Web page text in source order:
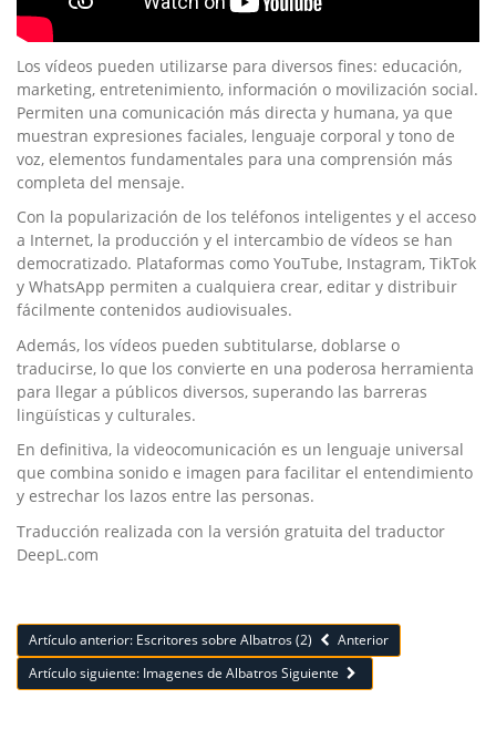
Los vídeos pueden utilizarse para diversos fines: educación,
marketing, entretenimiento, información o movilización social.
Permiten una comunicación más directa y humana, ya que
muestran expresiones faciales, lenguaje corporal y tono de
voz, elementos fundamentales para una comprensión más
completa del mensaje.
Con la popularización de los teléfonos inteligentes y el acceso
a Internet, la producción y el intercambio de vídeos se han
democratizado. Plataformas como YouTube, Instagram, TikTok
y WhatsApp permiten a cualquiera crear, editar y distribuir
fácilmente contenidos audiovisuales.
Además, los vídeos pueden subtitularse, doblarse o
traducirse, lo que los convierte en una poderosa herramienta
para llegar a públicos diversos, superando las barreras
lingüísticas y culturales.
En definitiva, la videocomunicación es un lenguaje universal
que combina sonido e imagen para facilitar el entendimiento
y estrechar los lazos entre las personas.
Traducción realizada con la versión gratuita del traductor
DeepL.com
Artículo anterior: Escritores sobre Albatros (2)
Anterior
Artículo siguiente: Imagenes de AlbatrosSiguiente